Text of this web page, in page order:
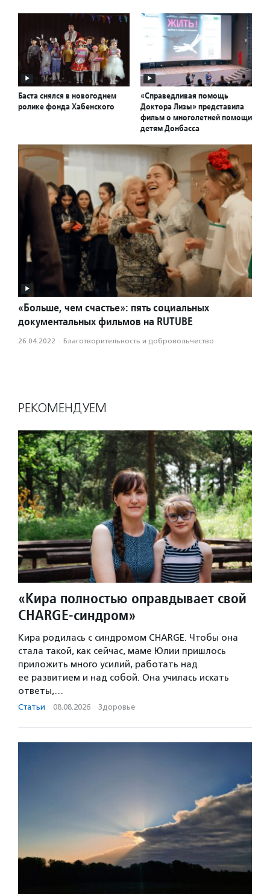
Баста снялся в новогоднем
ролике фонда Хабенского
«Справедливая помощь
Доктора Лизы» представила
фильм о многолетней помощи
детям Донбасса
«Больше, чем счастье»: пять социальных
документальных фильмов на RUTUBE
26.04.2022 · Благотвори­тель­ность и доброволь­чест­во
РЕКОМЕНДУЕМ
«Кира полностью оправдывает свой
CHARGE-синдром»
Кира родилась с синдромом CHARGE. Чтобы она
стала такой, как сейчас, маме Юлии пришлось
приложить много усилий, работать над
ее развитием и над собой. Она училась искать
ответы,…
Статьи · 08.08.2026 · Здоровье